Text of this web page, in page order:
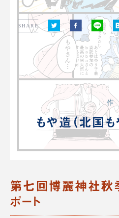
SHARE
作
もや造（北国
第七回博麗神社秋
ポート